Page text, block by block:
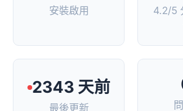
安裝啟用
4.2/5
2343 天前
最後更新